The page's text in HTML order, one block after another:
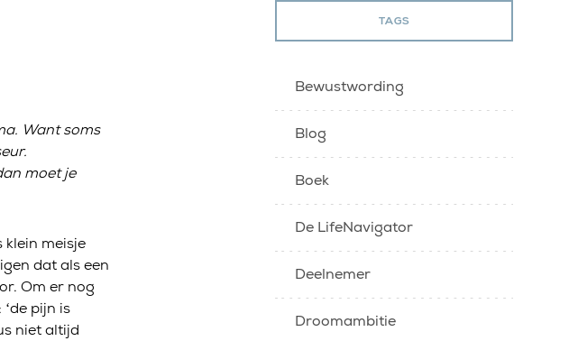
Want soms
moet je
meisje
dat als een
Om er nog
pijn is
niet altijd
TAGS
Bewustwording
Blog
Boek
De LifeNavigator
Deelnemer
Droomambitie